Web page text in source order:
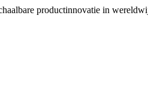
productinnovatie in